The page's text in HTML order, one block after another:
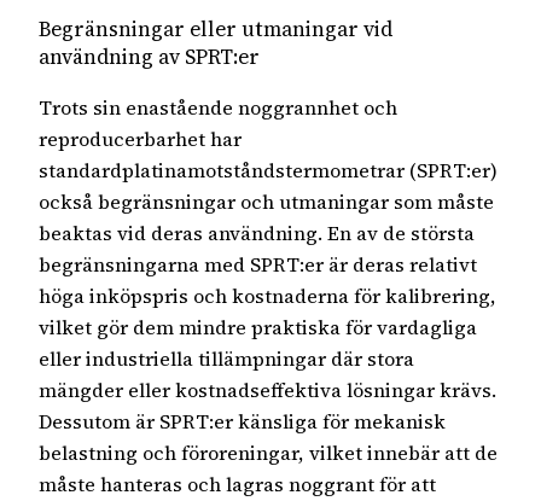
Begränsningar eller utmaningar vid
användning av SPRT:er
Trots sin enastående noggrannhet och
reproducerbarhet har
standardplatinamotståndstermometrar (SPRT:er)
också begränsningar och utmaningar som måste
beaktas vid deras användning. En av de största
begränsningarna med SPRT:er är deras relativt
höga inköpspris och kostnaderna för kalibrering,
vilket gör dem mindre praktiska för vardagliga
eller industriella tillämpningar där stora
mängder eller kostnadseffektiva lösningar krävs.
Dessutom är SPRT:er känsliga för mekanisk
belastning och föroreningar, vilket innebär att de
måste hanteras och lagras noggrant för att